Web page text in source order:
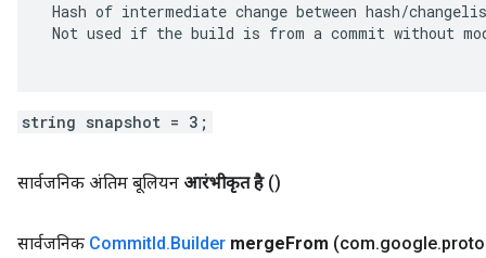
Hash of intermediate change between hash/
Not used if the build is from a commit without
string snapshot = 3;
सार्वजनिक अंतिम बूलियन आरंभीकृत है ()
सार्वजनिक CommitId.Builder mergeFrom (com.google.